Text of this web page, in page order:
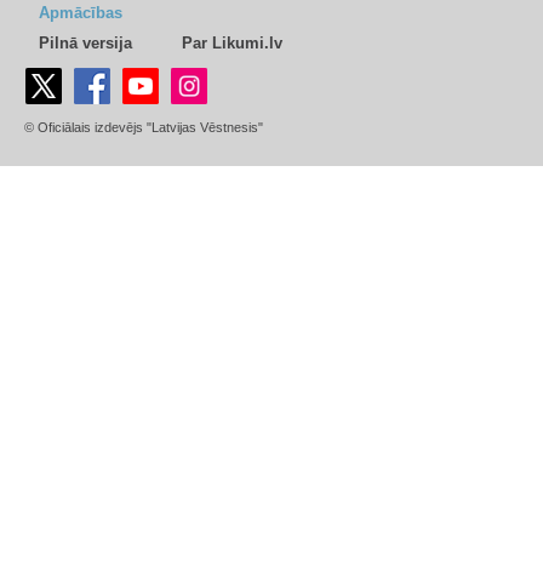
Apmācības
Pilnā versija
Par Likumi.lv
© Oficiālais izdevējs "Latvijas Vēstnesis"